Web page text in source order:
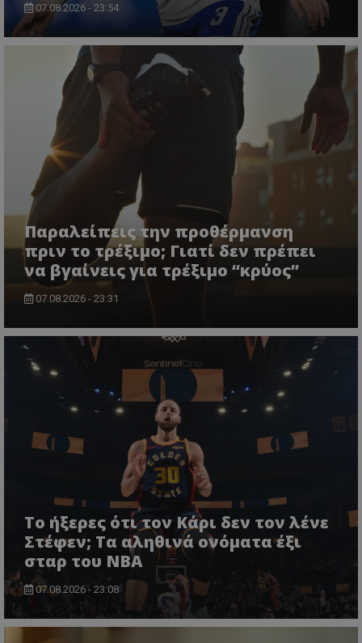
07.08.2026 - 23:54
Παραλείπεις την προθέρμανση
πριν το τρέξιμο; Γιατί δεν πρέπει
να βγαίνεις για τρέξιμο “κρύος”
07.08.2026 - 23:31
Το ήξερες ότι τον Κάρι δεν τον λένε
Στέφεν; Τα αληθινά ονόματα έξι
σταρ του NBA
07.08.2026 - 23:08